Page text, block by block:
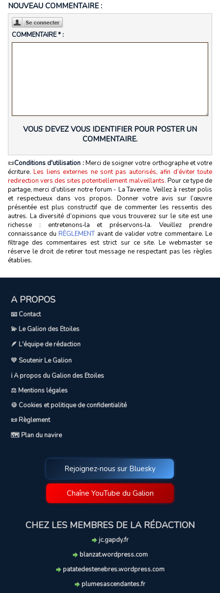
NOUVEAU COMMENTAIRE :
COMMENTAIRE * :
VOUS DEVEZ VOUS IDENTIFIER POUR POSTER UN
COMMENTAIRE.
📜Conditions d'utilisation :Merci de soigner votre orthographe et votre
écriture.Les liens externes ne sont pas autorisés, afin d’éviter toute
redirection vers des sites potentiellement malveillants. Pour ce type de
partage, merci d’utiliser notre forum - La Taverne. Veillez à rester polis
et respectueux dans vos propos. Donner votre avis sur l’œuvre
présentée est plus constructif que de commenter les ressentis des
autres. La diversité d’opinions que vous trouverez sur le site est une
richesse : entretenons‑la et préservons‑la. Veuillez prendre
connaissance du RÈGLEMENTavant de valider votre commentaire. Le
filtrage des commentaires est strict sur ce site. Le webmaster se
réserve le droit de retirer tout message ne respectant pas les règles
établies.
A PROPOS
📧 Contact
💫 Le Galion des Etoiles
🪶 L'équipe de rédaction
💛 Soutenir Le Galion
ℹ️ A propos du Galion des Etoiles
⚖️ Mentions légales
🍪 Cookies et politique de confidentialité
📜 Règlement
🗺️ Plan du navire
Rejoignez-nous sur Bluesky
Chaîne YouTube du Galion
CHEZ LES MEMBRES DE LA RÉDACTION
jc.gapdy.fr
blanzat.wordpress.com
patatedestenebres.wordpress.com
plumesascendantes.fr